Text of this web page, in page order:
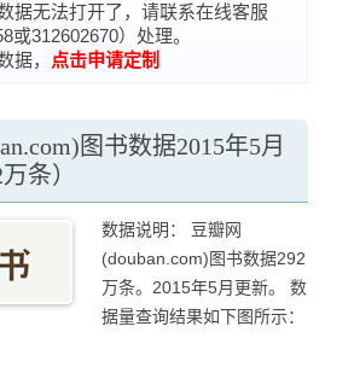
据无法打开了，请联系在线客服
或312602670）处理。
据，
点击申请定制
图书数据2015年5月
条）
数据说明： 豆瓣网
(douban.com)图书数据292
万条。2015年5月更新。 数
据量查询结果如下图所示：